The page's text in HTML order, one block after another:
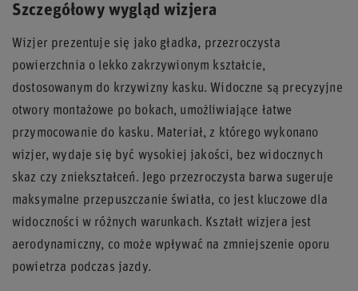
Szczegółowy wygląd wizjera
Wizjer prezentuje się jako gładka, przezroczysta
powierzchnia o lekko zakrzywionym kształcie,
dostosowanym do krzywizny kasku. Widoczne są precyzyjne
otwory montażowe po bokach, umożliwiające łatwe
przymocowanie do kasku. Materiał, z którego wykonano
wizjer, wydaje się być wysokiej jakości, bez widocznych
skaz czy zniekształceń. Jego przezroczysta barwa sugeruje
maksymalne przepuszczanie światła, co jest kluczowe dla
widoczności w różnych warunkach. Kształt wizjera jest
aerodynamiczny, co może wpływać na zmniejszenie oporu
powietrza podczas jazdy.